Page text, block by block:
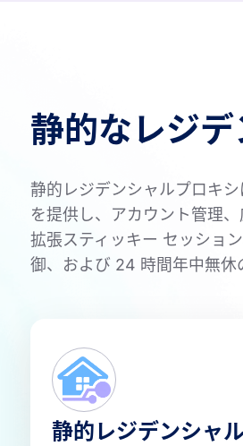
静的なレジ
静的レジデンシャルプロキ
を提供し、アカウント管理
拡張スティッキー セッショ
御、および 24 時間年中無休
静的レジデンシャ